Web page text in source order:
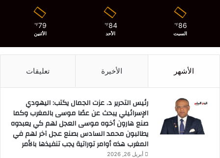
86
℉
السبت
84
℉
الأحد
79
℉
الأثنين
الأشهر الأخيرة تعليقات
رئيس التحرير د. عزت الجمال يكتب: اليهودي
الإسرائيلي يبحث عن عصًا موسى بالمغرب وكما
صنع هارون أخوه موسى العجل لهم كي يعبدوه
يطالبون محمد السادس بصنع عجل آخر لهم في
المغرب هذه أوامر توراتية يجب تنفيذها بالأمر
أبريل 26, 2026